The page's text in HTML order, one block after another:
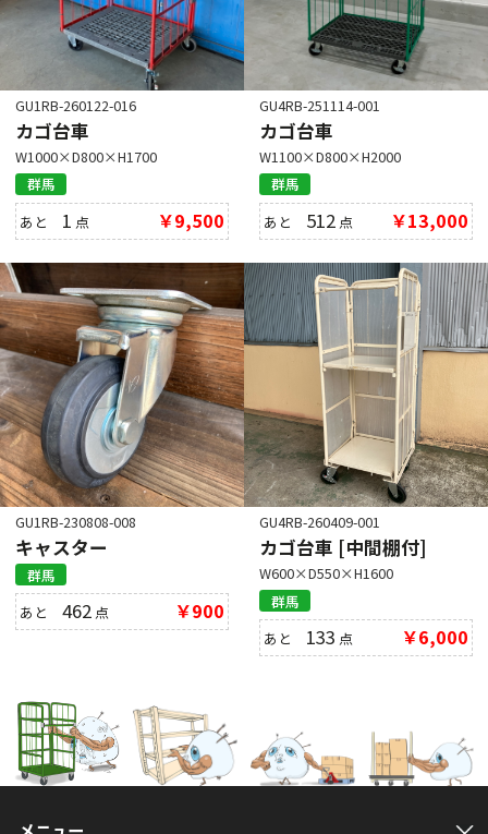
GU1RB-260122-016
カゴ台車
W1000×D800×H1700
群馬
あと 1 点 ￥9,500
GU4RB-251114-001
カゴ台車
W1100×D800×H2000
群馬
あと 512 点 ￥13,000
GU1RB-230808-008
キャスター
群馬
あと462 点 ￥900
GU4RB-260409-001
カゴ台車 [中間棚付]
W600×D550×H1600
群馬
あと 133 点 ￥6,000